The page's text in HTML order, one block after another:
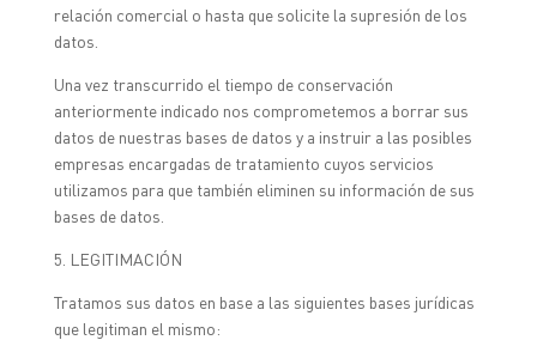
relación comercial o hasta que solicite la supresión de los
datos.
Una vez transcurrido el tiempo de conservación
anteriormente indicado nos comprometemos a borrar sus
datos de nuestras bases de datos y a instruir a las posibles
empresas encargadas de tratamiento cuyos servicios
utilizamos para que también eliminen su información de sus
bases de datos.
5. LEGITIMACIÓN
Tratamos sus datos en base a las siguientes bases jurídicas
que legitiman el mismo: